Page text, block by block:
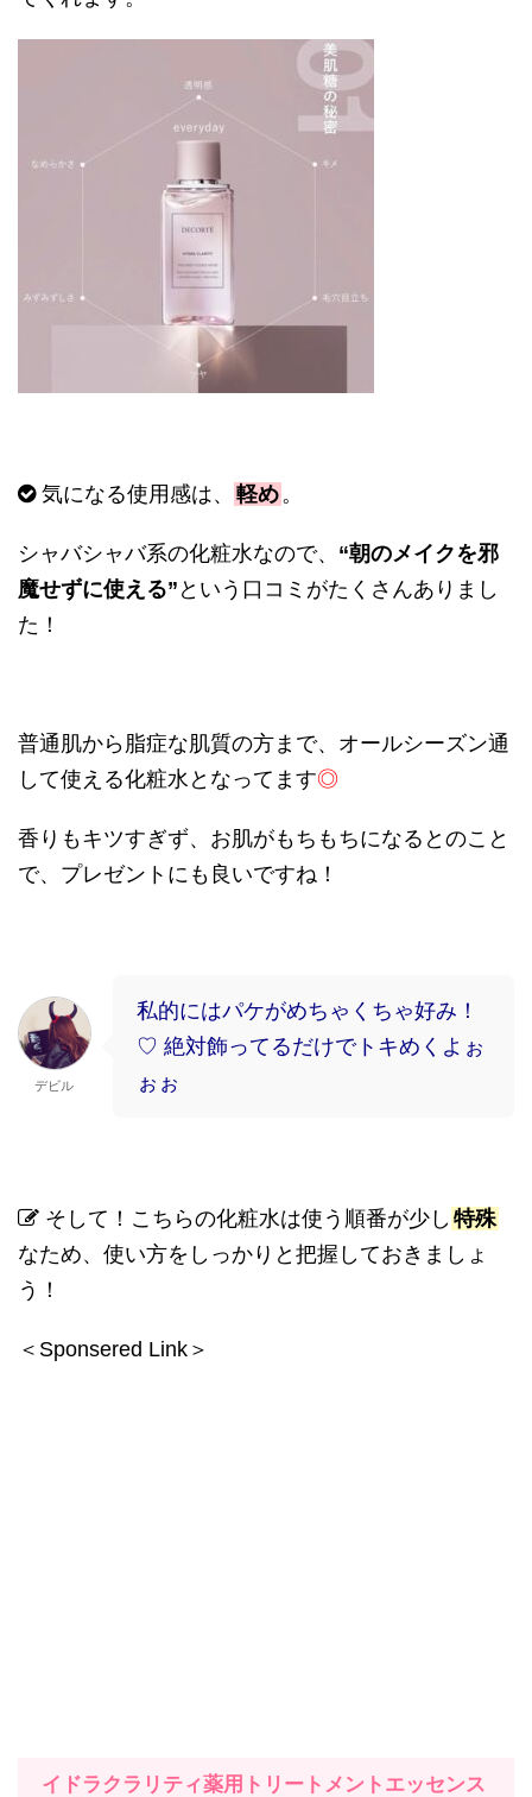
気になる使用感は、 軽め 。
シャバシャバ系の化粧水なので、 “朝のメイクを邪
魔せずに使える” という口コミがたくさんありまし
た！
普通肌から脂症な肌質の方まで、オールシーズン通
して使える化粧水となってます◎
香りもキツすぎず、お肌がもちもちになるとのこと
で、プレゼントにも良いですね！
デビル
私的にはパケがめちゃくちゃ好み！
♡ 絶対飾ってるだけでトキめくよぉ
ぉぉ
そして！こちらの化粧水は使う順番が少し 特殊
なため、使い方をしっかりと把握しておきましょ
う！
＜Sponsered Link＞
イドラクラリティ薬用トリートメントエッセンス